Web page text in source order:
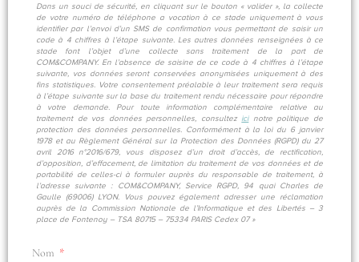
Dans un souci de sécurité, en cliquant sur le bouton « valider », la collecte
de votre numéro de téléphone a vocation à ce stade uniquement à vous
identifier par l’envoi d’un SMS de confirmation vous permettant de saisir un
code à 4 chiffres à l’étape suivante. Les autres données renseignées à ce
stade font l’objet d’une collecte sans traitement de la part de
COM&COMPANY. En l’absence de saisine de ce code à 4 chiffres à l’étape
suivante, vos données seront conservées anonymisées uniquement à des
fins statistiques. Votre consentement préalable à leur traitement sera requis
à l’étape suivante sur la base du traitement rendu nécessaire pour répondre
à votre demande. Pour toute information complémentaire relative au
traitement de vos données personnelles, consultez icinotre politique de
protection des données personnelles. Conformément à la loi du 6 janvier
1978 et au Règlement Général sur la Protection des Données (RGPD) du 27
avril 2016 n°2016/679, vous disposez d’un droit d’accès, de rectification,
d’opposition, d’effacement, de limitation du traitement de vos données et de
portabilité de celles-ci à formuler auprès du responsable de traitement, à
l’adresse suivante : COM&COMPANY, Service RGPD, 94 quai Charles de
Gaulle (69006) LYON. Vous pouvez également adresser une réclamation
auprès de la Commission Nationale de l’Informatique et des Libertés – 3
place de Fontenoy – TSA 80715 – 75334 PARIS Cedex 07 »
Nom